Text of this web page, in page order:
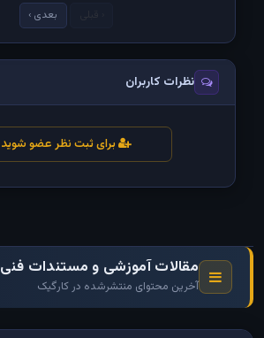
بعدی ›
نظرات کاربران
برای ثبت نظر عضو شوید
مقالات آموزشی و مستندات فنی
آخرین محتوای منتشرشده در کارگیک